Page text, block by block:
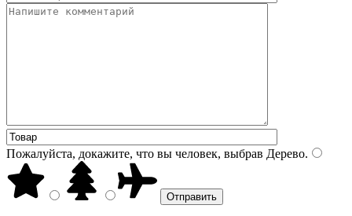
Пожалуйста, докажите, что вы человек, выбрав Дерево.